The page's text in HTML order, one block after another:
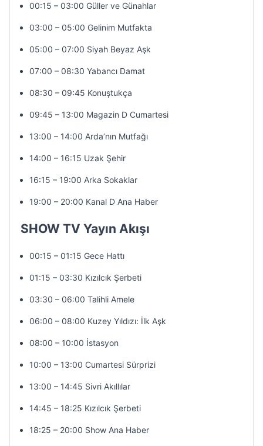
00:15 – 03:00 Güller ve Günahlar
03:00 – 05:00 Gelinim Mutfakta
05:00 – 07:00 Siyah Beyaz Aşk
07:00 – 08:30 Yabancı Damat
08:30 – 09:45 Konuştukça
09:45 – 13:00 Magazin D Cumartesi
13:00 – 14:00 Arda’nın Mutfağı
14:00 – 16:15 Uzak Şehir
16:15 – 19:00 Arka Sokaklar
19:00 – 20:00 Kanal D Ana Haber
SHOW TV Yayın Akışı
00:15 – 01:15 Gece Hattı
01:15 – 03:30 Kızılcık Şerbeti
03:30 – 06:00 Talihli Amele
06:00 – 08:00 Kuzey Yıldızı: İlk Aşk
08:00 – 10:00 İstasyon
10:00 – 13:00 Cumartesi Sürprizi
13:00 – 14:45 Sivri Akıllılar
14:45 – 18:25 Kızılcık Şerbeti
18:25 – 20:00 Show Ana Haber